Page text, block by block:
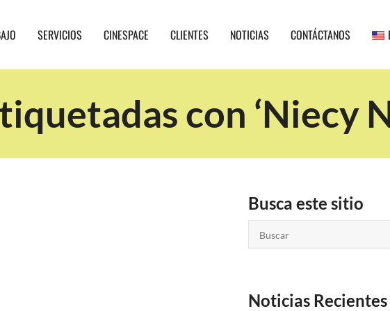
SERVICIOS CINESPACE CLIENTES NOTICIAS CONTÁCTANOS
con ‘Niecy
Busca este sitio
Noticias